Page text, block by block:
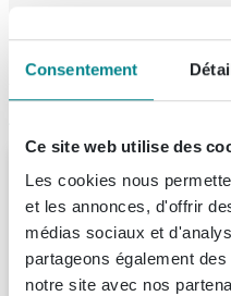
Consentement
Ce site web utilise des
Les cookies nous
et les annonces, d'offrir
médias sociaux et
partageons également
notre site avec nos
Ink plaque
anthracite
Livraison:1 - 2